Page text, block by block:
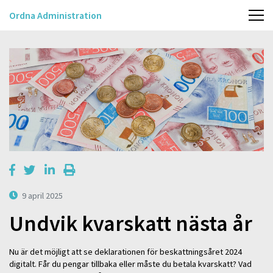
Ordna Administration
9 april 2025
Undvik kvarskatt nästa år
Nu är det möjligt att se deklarationen för beskattningsåret 2024
digitalt. Får du pengar tillbaka eller måste du betala kvarskatt? Vad